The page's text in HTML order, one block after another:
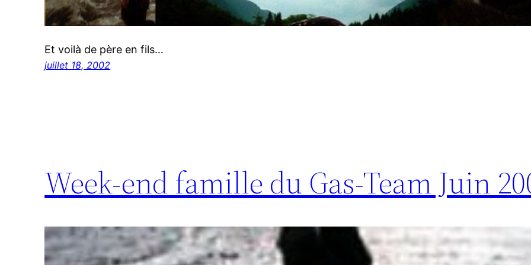
Et voilà de père en fils…
juillet 18, 2002
Week-end famille du Gas-Team Juin